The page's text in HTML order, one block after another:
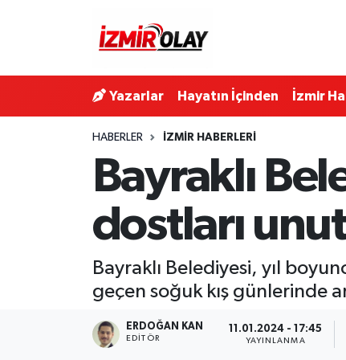
Yazarlar Hayatın İçinden İzmir
HABERLER İZMIR HABERLERI
Bayraklı
dostları
Bayraklı Belediyesi, yıl
geçen soğuk kış günlerinde
ERDOĞAN KAN
EDITÖR
11.01.2024 - 17:45
YAYINLANMA
Konak Trafik Yoğunluk Haritası
Süper Lig Puan Durumu ve Fikstür
Tüm Manşetler
Son Dakika Haberleri
Haber Arşivi